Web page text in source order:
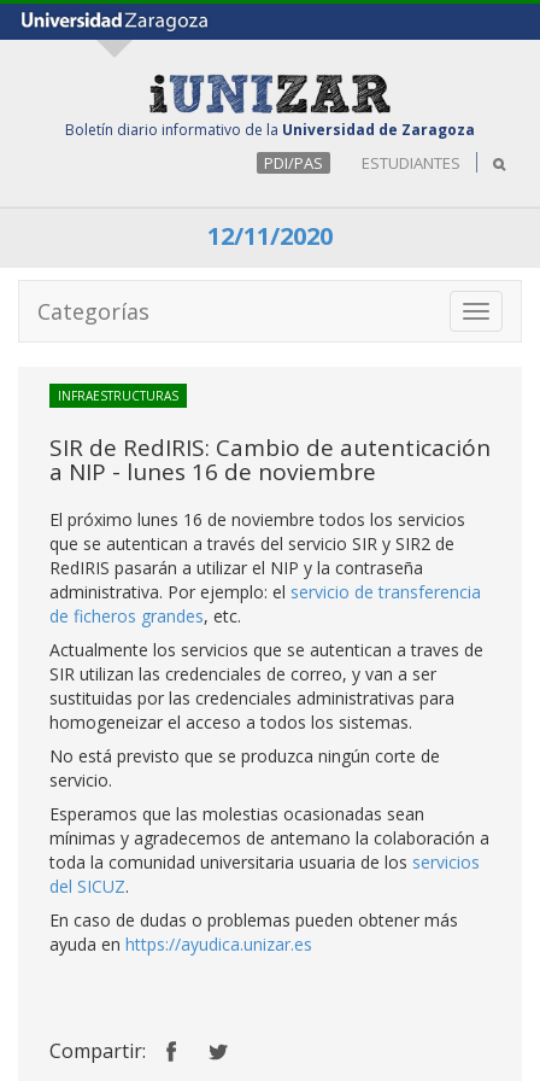
Boletín diario informativo de la Universidad de Zaragoza
PDI/PAS ESTUDIANTES
12/11/2020
Toggle
Categorías
INFRAESTRUCTURAS
SIR de RedIRIS: Cambio de autenticación
a NIP - lunes 16 de noviembre
El próximo lunes 16 de noviembre todos los servicios
que se autentican a través del servicio SIR y SIR2 de
RedIRIS pasarán a utilizar el NIP y la contraseña
administrativa. Por ejemplo: el servicio de transferencia
de ficheros grandes, etc.
Actualmente los servicios que se autentican a traves de
SIR utilizan las credenciales de correo, y van a ser
sustituidas por las credenciales administrativas para
homogeneizar el acceso a todos los sistemas.
No está previsto que se produzca ningún corte de
servicio.
Esperamos que las molestias ocasionadas sean
mínimas y agradecemos de antemano la colaboración a
toda la comunidad universitaria usuaria de los servicios
del SICUZ.
En caso de dudas o problemas pueden obtener más
ayuda en https://ayudica.unizar.es
Compartir: